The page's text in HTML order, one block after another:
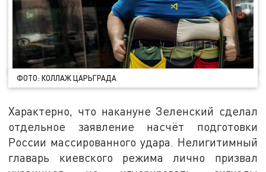
ФОТО: КОЛЛАЖ ЦАРЬГРАДА
Характерно, что накануне Зеленский сделал
отдельное заявление насчёт подготовки
России массированного удара. Нелигитимный
главарь киевского режима лично призвал